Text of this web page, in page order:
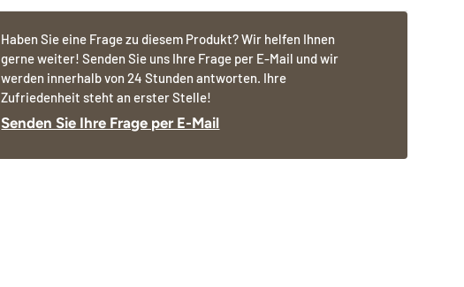
Haben Sie eine Frage zu diesem Produkt? Wir helfen Ihnen
gerne weiter! Senden Sie uns Ihre Frage per E-Mail und wir
werden innerhalb von 24 Stunden antworten. Ihre
Zufriedenheit steht an erster Stelle!
Senden Sie Ihre Frage per E-Mail